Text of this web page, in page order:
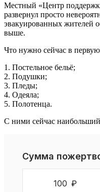
Местный «Центр
развернул просто
эвакуированных жителей
выше.
Что нужно сейчас в первую
1. Постельное бельё;
2. Подушки;
3. Пледы;
4. Одеяла;
5. Полотенца.
С ними сейчас
Сумма
100 ₽